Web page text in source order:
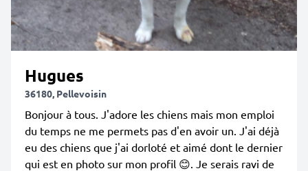
Hugues
36180, Pellevoisin
Bonjour à tous. J'adore les chiens mais mon emploi
du temps ne me permets pas d'en avoir un. J'ai déjà
eu des chiens que j'ai dorloté et aimé dont le dernier
qui est en photo sur mon profil 😊. Je serais ravi de